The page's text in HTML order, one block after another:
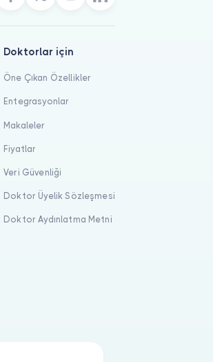
Doktorlar için
Öne Çıkan Özellikler
Entegrasyonlar
Makaleler
Fiyatlar
Veri Güvenliği
Doktor Üyelik Sözleşmesi
Doktor Aydınlatma Metni